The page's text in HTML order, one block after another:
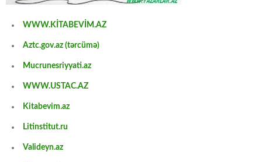
WWW.KİTABEVİM.AZ
Aztc.gov.az (tərcümə)
Mucrunesriyyati.az
WWW.USTAC.AZ
Kitabevim.az
Litinstitut.ru
Valideyn.az